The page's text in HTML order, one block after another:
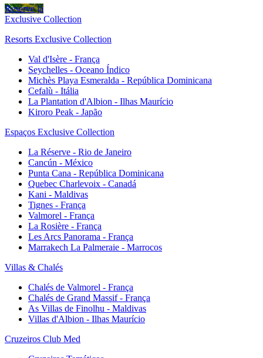
Reserve já
Exclusive Collection
Resorts Exclusive Collection
Val d'Isère - França
Seychelles - Oceano Índico
Michès Playa Esmeralda - República Dominicana
Cefalù - Itália
La Plantation d'Albion - Ilhas Maurício
Kiroro Peak - Japão
Espaços Exclusive Collection
La Réserve - Rio de Janeiro
Cancún - México
Punta Cana - República Dominicana
Quebec Charlevoix - Canadá
Kani - Maldivas
Tignes - França
Valmorel - França
La Rosière - França
Les Arcs Panorama - França
Marrakech La Palmeraie - Marrocos
Villas & Chalés
Chalés de Valmorel - França
Chalés de Grand Massif - França
As Villas de Finolhu - Maldivas
Villas d'Albion - Ilhas Maurício
Cruzeiros Club Med